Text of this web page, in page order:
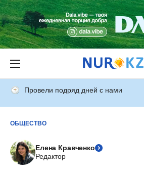
Провели подряд дней с нами
ОБЩЕСТВО
Елена Кравченко
Редактор